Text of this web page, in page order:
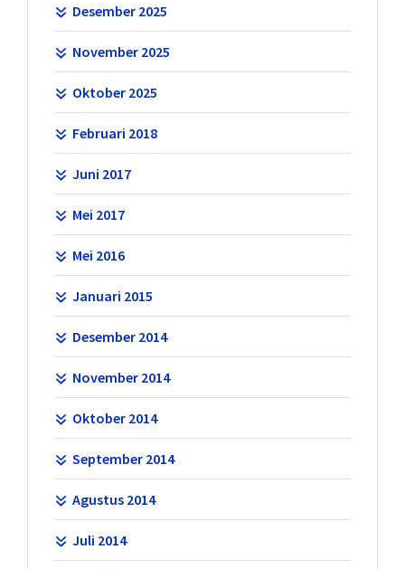
Desember 2025
November 2025
Oktober 2025
Februari 2018
Juni 2017
Mei 2017
Mei 2016
Januari 2015
Desember 2014
November 2014
Oktober 2014
September 2014
Agustus 2014
Juli 2014